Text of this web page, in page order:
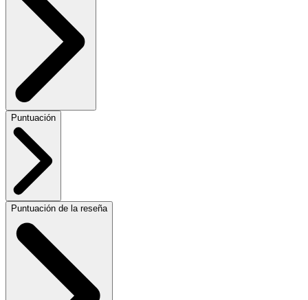
Puntuación
Puntuación de la reseña